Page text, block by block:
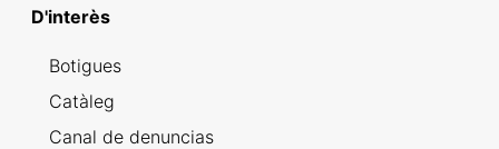
D'interès
Botigues
Catàleg
Canal de denuncias